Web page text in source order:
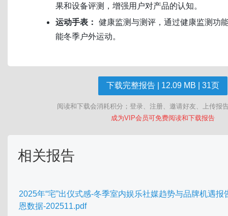
果和设备评测，增强用户对产品的认知。
运动手表： 健康监测与测评，通过健康监测功
能冬季户外运动。
下载完整报告 | 12.09 MB | 31页
阅读和下载会消耗积分；登录、注册、邀请好友、上传报
成为VIP会员可免费阅读和下载报告
相关报告
2025年“宅”出仪式感-冬季室内娱乐社媒趋势与品牌机遇报
恩数据-202511.pdf